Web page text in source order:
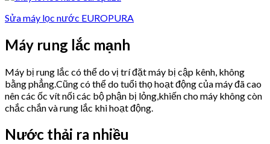
Sửa máy lọc nước EUROPURA
Máy rung lắc mạnh
Máy bị rung lắc có thể do vị trí đặt máy bị cập kênh, không
bằng phẳng.Cũng có thể do tuổi thọ hoạt động của máy đã cao
nên các ốc vít nối các bộ phận bị lỏng,khiến cho máy không còn
chắc chắn và rung lắc khi hoạt động.
Nước thải ra nhiều